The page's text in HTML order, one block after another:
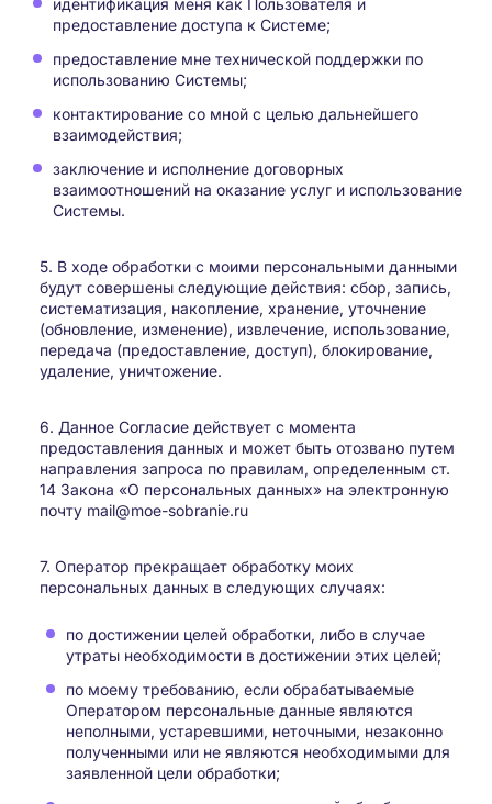
идентификация меня как Пользователя и
предоставление доступа к Системе;
предоставление мне технической поддержки по
использованию Системы;
контактирование со мной с целью дальнейшего
взаимодействия;
заключение и исполнение договорных
взаимоотношений на оказание услуг и использование
Системы.
5. В ходе обработки с моими персональными данными
будут совершены следующие действия: сбор, запись,
систематизация, накопление, хранение, уточнение
(обновление, изменение), извлечение, использование,
передача (предоставление, доступ), блокирование,
удаление, уничтожение.
6. Данное Согласие действует с момента
предоставления данных и может быть отозвано путем
направления запроса по правилам, определенным ст.
14 Закона «О персональных данных» на электронную
почту mail@moe-sobranie.ru
7. Оператор прекращает обработку моих
персональных данных в следующих случаях:
по достижении целей обработки, либо в случае
утраты необходимости в достижении этих целей;
по моему требованию, если обрабатываемые
Оператором персональные данные являются
неполными, устаревшими, неточными, незаконно
полученными или не являются необходимыми для
заявленной цели обработки;